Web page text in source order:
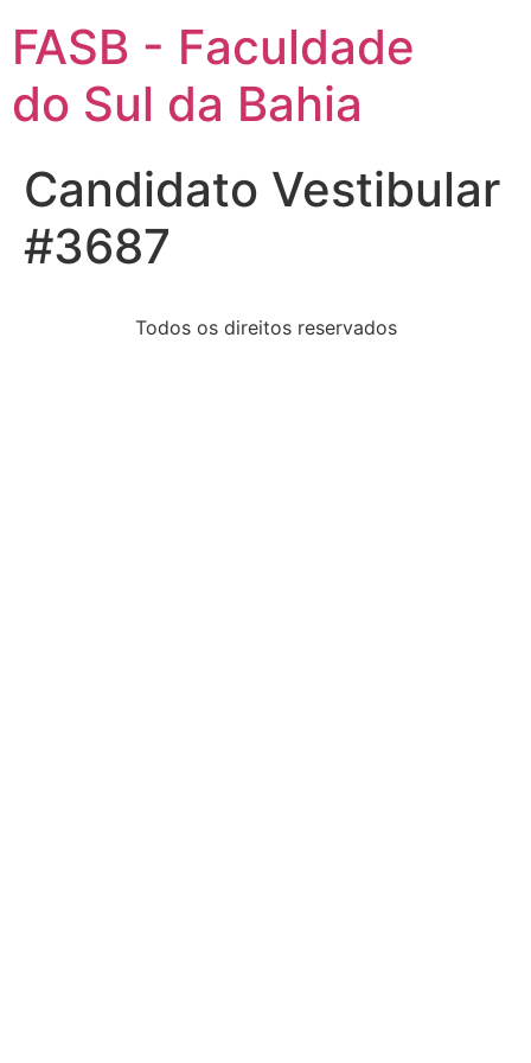
FASB - Faculdade
do Sul da Bahia
Candidato Vestibular
#3687
Todos os direitos reservados